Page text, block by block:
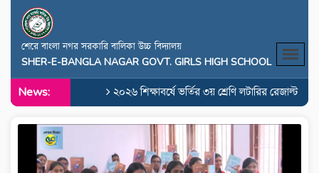
শেরে বাংলা নগর সরকারি বালিকা উচ্চ বিদ্যালয়
SHER-E-BANGLA NAGAR GOVT. GIRLS HIGH SCHOOL
News: ২০২৬ শিক্ষাবর্ষে ভর্তির ৩য় শ্রেণি লটারির রেজাল্ট